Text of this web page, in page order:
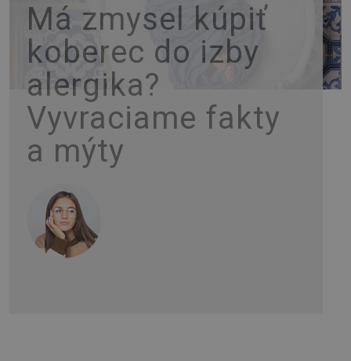
Má zmysel kúpiť
koberec do izby
alergika?
Vyvraciame fakty
a mýty